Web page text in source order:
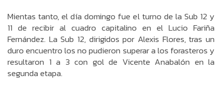
Mientas tanto, el día domingo fue el turno de la Sub 12 y
11 de recibir al cuadro capitalino en el Lucio Fariña
Fernández. La Sub 12, dirigidos por Alexis Flores, tras un
duro encuentro los no pudieron superar a los forasteros y
resultaron 1 a 3 con gol de Vicente Anabalón en la
segunda etapa.